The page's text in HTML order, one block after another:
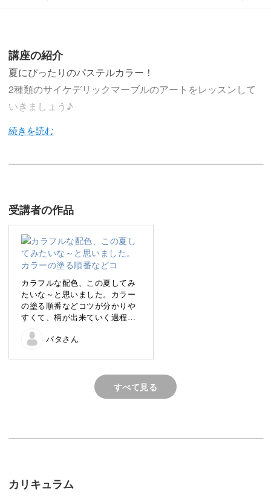
講座の紹介
夏にぴったりのパステルカラー！
2種類のサイケデリックマーブルのアートをレッスンして
いきましょう♪
普段はベーシックなデザインが好きな方でも、夏になると
明るい派手めのお爪にしたい方は多いのではないでしょう
か。
今回のサイケデリックマーブルは、7色のパステルカラー
を使ったカラフルさが魅力。
うず巻きとスワイプの2種類の塗り方をレッスンしていき
ますよ。
ブラシの動かし方やきれいな柄を作るポイントなど、簡単
受講者の作品
カラフルな配色、この夏してみ
たいな～と思いました。カラー
の塗る順番などコツが分かりや
すくて、柄が出来ていく過程が
練習して、自爪につけてみま
バタさん
すべて見る
カリキュラム